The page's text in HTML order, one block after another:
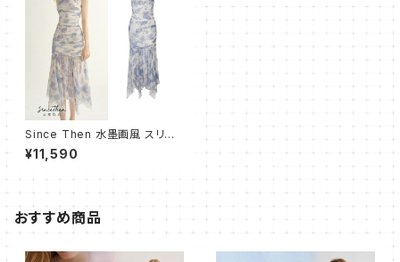
Since Then 水墨画風 スリム
キャミ ワンピース ドレス
¥11,590
おすすめ商品